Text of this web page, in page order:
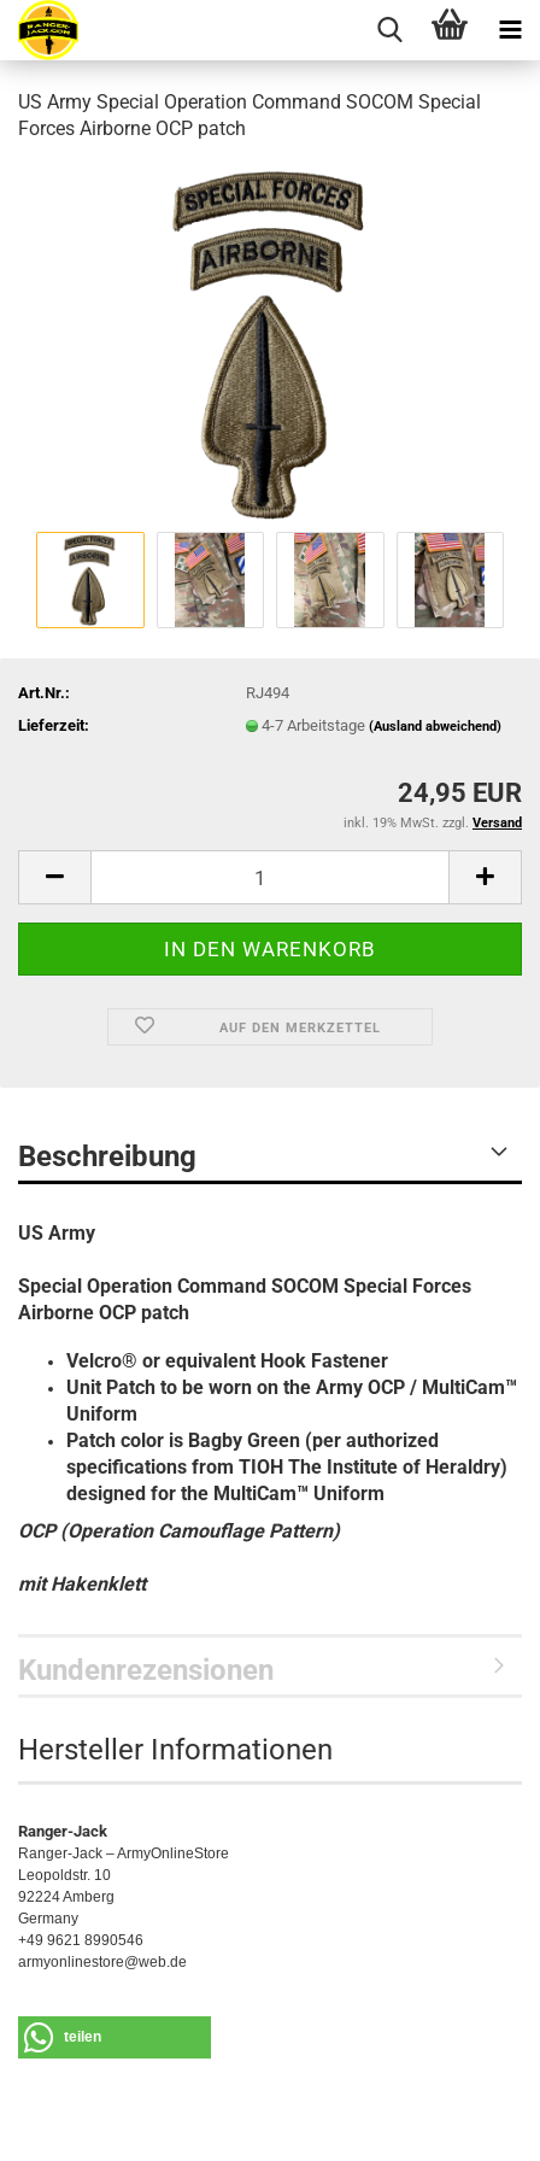
US Army Special Operation Command SOCOM Special
Forces Airborne OCP patch
Art.Nr.:
RJ494
Lieferzeit:
4-7 Arbeitstage(Ausland abweichend)
24,95 EUR
inkl. 19% MwSt. zzgl. Versand
AUF DEN MERKZETTEL
Beschreibung
US Army
Special Operation Command SOCOM Special Forces
Airborne OCP patch
Velcro® or equivalent Hook Fastener
Unit Patch to be worn on the Army OCP / MultiCam™
Uniform
Patch color is Bagby Green (per authorized
specifications from TIOH The Institute of Heraldry)
designed for the MultiCam™ Uniform
OCP (Operation Camouflage Pattern)
mit Hakenklett
Kundenrezensionen
Hersteller Informationen
Ranger-Jack
Ranger-Jack – ArmyOnlineStore
Leopoldstr. 10
92224 Amberg
Germany
+49 9621 8990546
armyonlinestore@web.de
teilen